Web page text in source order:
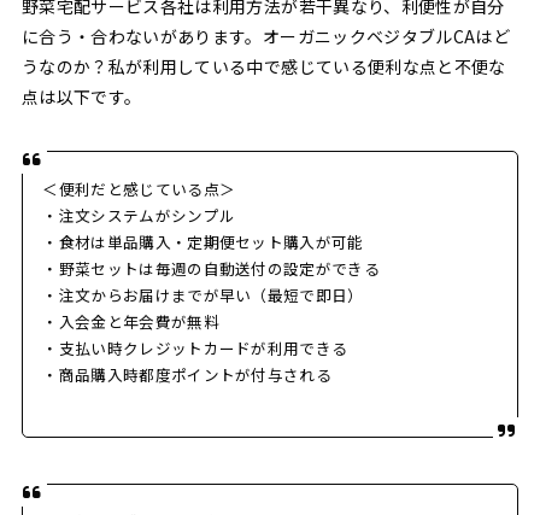
野菜宅配サービス各社は利用方法が若干異なり、利便性が自分
に合う・合わないがあります。オーガニックベジタブルCAはど
うなのか？私が利用している中で感じている便利な点と不便な
点は以下です。
＜便利だと感じている点＞
・注文システムがシンプル
・食材は単品購入・定期便セット購入が可能
・野菜セットは毎週の自動送付の設定ができる
・注文からお届けまでが早い（最短で即日）
・入会金と年会費が無料
・支払い時クレジットカードが利用できる
・商品購入時都度ポイントが付与される